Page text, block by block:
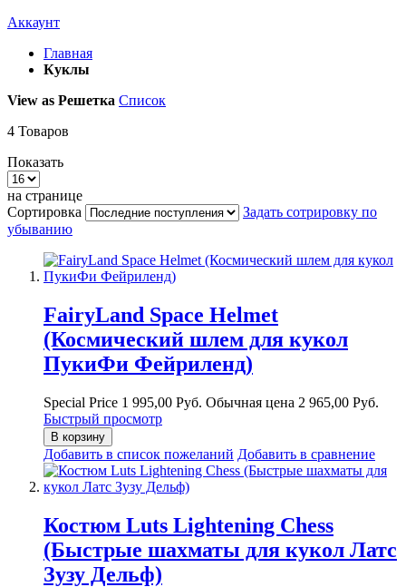
Аккаунт
Главная
Куклы
View as Решетка Список
4 Товаров
Показать
на странице
Сортировка
Задать сотрировку по
убыванию
FairyLand Space Helmet
(Космический шлем для кукол
ПукиФи Фейриленд)
Special Price 1 995,00 Руб. Обычная цена 2 965,00 Руб.
Быстрый просмотр
В корзину
Добавить в список пожеланий Добавить в сравнение
Костюм Luts Lightening Chess
(Быстрые шахматы для кукол Латс
Зузу Дельф)